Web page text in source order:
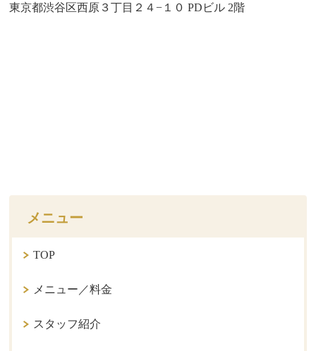
東京都渋谷区西原３丁目２４−１０ PDビル 2階
メニュー
TOP
メニュー／料金
スタッフ紹介